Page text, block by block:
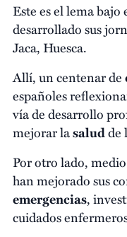
Este es el lema bajo
desarrollado sus
Jaca, Huesca.
Allí, un centenar de
españoles
vía de desarrollo
mejorar lasaludde
Por otro lado,
han mejorado sus
emergencias,
cuidados